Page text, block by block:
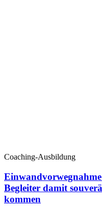
Coaching-Ausbildung
Begleiter damit
kommen